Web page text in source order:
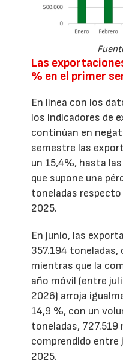
Las
% en el primer
En línea con los
los indicadores de
continúan en
semestre las
un 15,4%, hasta
que supone una
toneladas
2025.
En junio, las
357.194 toneladas,
mientras que la
año móvil (entre
2026) arroja
14,9 %, con un
toneladas, 727.519
comprendido entre
2025.